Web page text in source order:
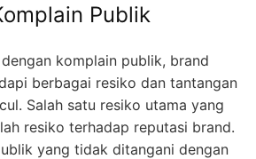
Publik
komplain publik, brand
berbagai resiko dan tantangan
Salah satu resiko utama yang
resiko terhadap reputasi brand.
yang tidak ditangani dengan